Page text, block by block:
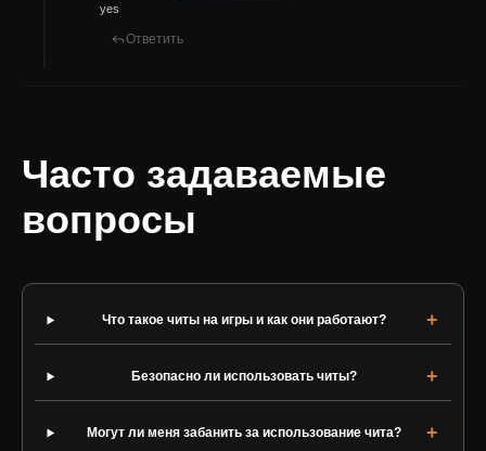
yes
Ответить
Часто задаваемые
вопросы
Что такое читы на игры и как они работают?
Безопасно ли использовать читы?
Могут ли меня забанить за использование чита?